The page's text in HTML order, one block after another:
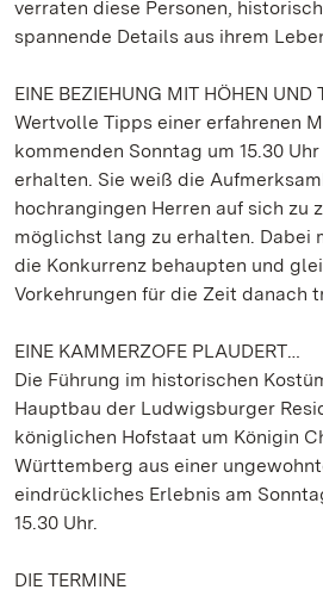
verraten diese Personen,
spannende Details aus ihrem
EINE BEZIEHUNG MIT HÖHEN UND
Wertvolle Tipps einer erfahrenen
kommenden Sonntag um 15.30
erhalten. Sie weiß die
hochrangingen Herren auf sich zu
möglichst lang zu erhalten. Dabei
die Konkurrenz behaupten und
Vorkehrungen für die Zeit danach
EINE KAMMERZOFE PLAUDERT…
Die Führung im historischen
Hauptbau der Ludwigsburger
königlichen Hofstaat um Königin
Württemberg aus einer
eindrückliches Erlebnis am
15.30 Uhr.
DIE TERMINE